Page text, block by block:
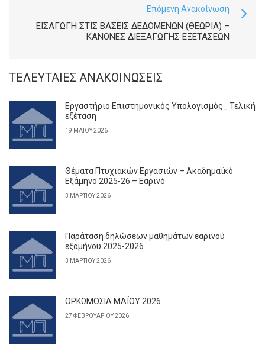
Επόμενη Ανακοίνωση
ΕΙΣΑΓΩΓΗ ΣΤΙΣ ΒΑΣΕΙΣ ΔΕΔΟΜΕΝΩΝ (ΘΕΩΡΙΑ) –
ΚΑΝΌΝΕΣ ΔΙΕΞΑΓΩΓΉΣ ΕΞΕΤΆΣΕΩΝ
ΤΕΛΕΥΤΑΊΕΣ ΑΝΑΚΟΙΝΏΣΕΙΣ
Εργαστήριο Επιστημονικός Υπολογισμός_ Τελική
εξέταση
19 ΜΑΪ́ΟΥ 2026
Θέματα Πτυχιακών Εργασιών – Ακαδημαϊκό
Εξάμηνο 2025-26 – Εαρινό
3 ΜΑΡΤΊΟΥ 2026
Παράταση δηλώσεων μαθημάτων εαρινού
εξαμήνου 2025-2026
3 ΜΑΡΤΊΟΥ 2026
ΟΡΚΩΜΟΣΙΑ ΜΑΪΟΥ 2026
27 ΦΕΒΡΟΥΑΡΊΟΥ 2026